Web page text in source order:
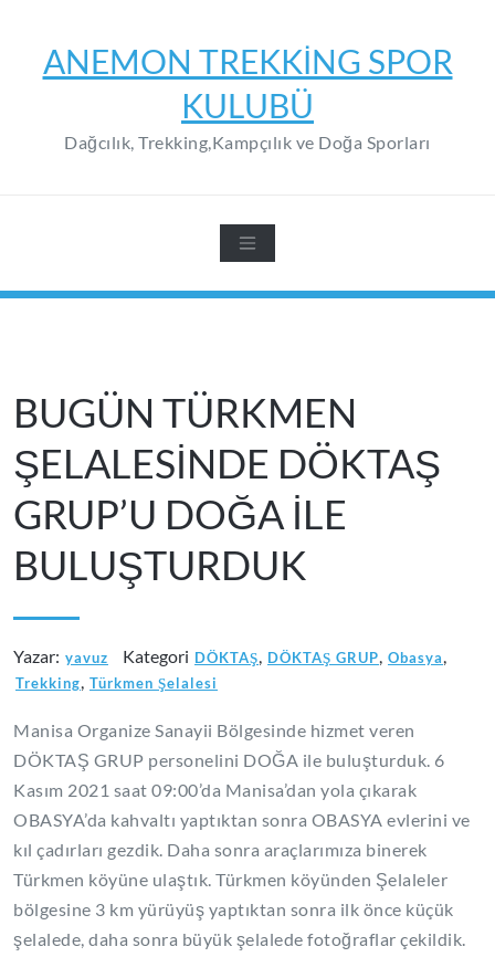
contentANEMON TREKKING SPOR
KULUBÜ
Dağcılık, Trekking,Kampçılık ve Doğa Sporları
BUGÜN TÜRKMEN
ŞELALESİNDE DÖKTAŞ
GRUP’U DOĞA İLE
BULUŞTURDUK
Yazar: yavuz Kategori DÖKTAŞ, DÖKTAŞ GRUP, Obasya,
Trekking, Türkmen Şelalesi
Manisa Organize Sanayii Bölgesinde hizmet veren
DÖKTAŞ GRUP personelini DOĞA ile buluşturduk. 6
Kasım 2021 saat 09:00’da Manisa’dan yola çıkarak
OBASYA’da kahvaltı yaptıktan sonra OBASYA evlerini ve
kıl çadırları gezdik. Daha sonra araçlarımıza binerek
Türkmen köyüne ulaştık. Türkmen köyünden Şelaleler
bölgesine 3 km yürüyüş yaptıktan sonra ilk önce küçük
şelalede, daha sonra büyük şelalede fotoğraflar çekildik.